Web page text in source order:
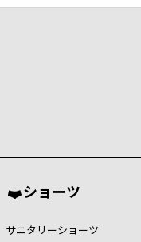
ショーツ
サニタリーショーツ